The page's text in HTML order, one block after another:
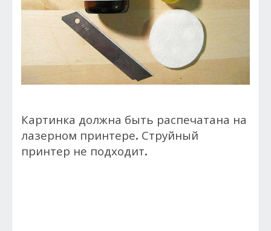
Картинка должна быть распечатана на
лазерном принтере. Струйный
принтер не подходит.